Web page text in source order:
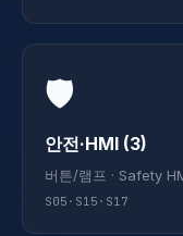
🛡
안전·HMI (3)
버튼/램프 · Safety
S05·S15·S17